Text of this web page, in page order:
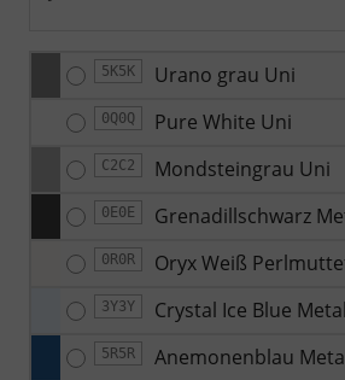
5K5K Urano grau Uni
0Q0Q Pure White Uni
C2C2 Mondsteingrau Uni
0E0E Grenadillschwarz
0R0R Oryx Weiß
3Y3Y Crystal Ice Blue
5R5R Anemonenblau